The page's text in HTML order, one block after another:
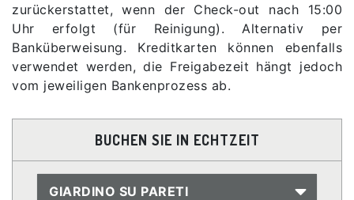
zurückerstattet, wenn der Check-out nach 15:00
Uhr erfolgt (für Reinigung). Alternativ per
Banküberweisung. Kreditkarten können ebenfalls
verwendet werden, die Freigabezeit hängt jedoch
vom jeweiligen Bankenprozess ab.
BUCHEN SIE IN ECHTZEIT
GIARDINO SU PARETI